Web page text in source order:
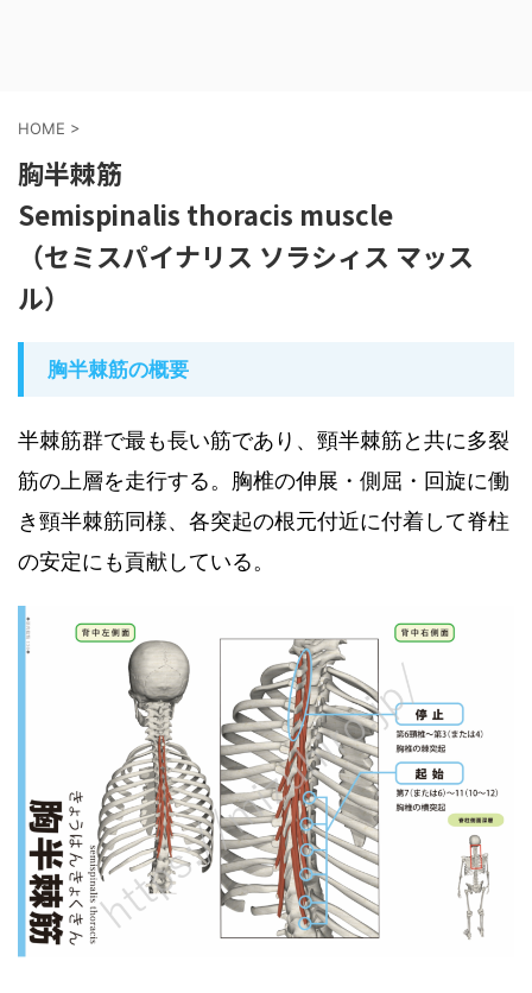
HOME >
胸半棘筋
Semispinalis thoracis muscle
（セミスパイナリス ソラシィス マッス
ル）
胸半棘筋の概要
半棘筋群で最も長い筋であり、頸半棘筋と共に多裂
筋の上層を走行する。胸椎の伸展・側屈・回旋に働
き頸半棘筋同様、各突起の根元付近に付着して脊柱
の安定にも貢献している。